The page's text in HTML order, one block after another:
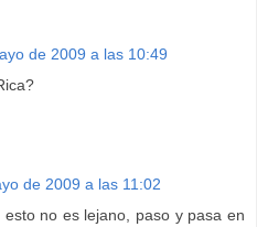
de 2009 a las 10:49
de 2009 a las 11:02
no es lejano, paso y pasa en